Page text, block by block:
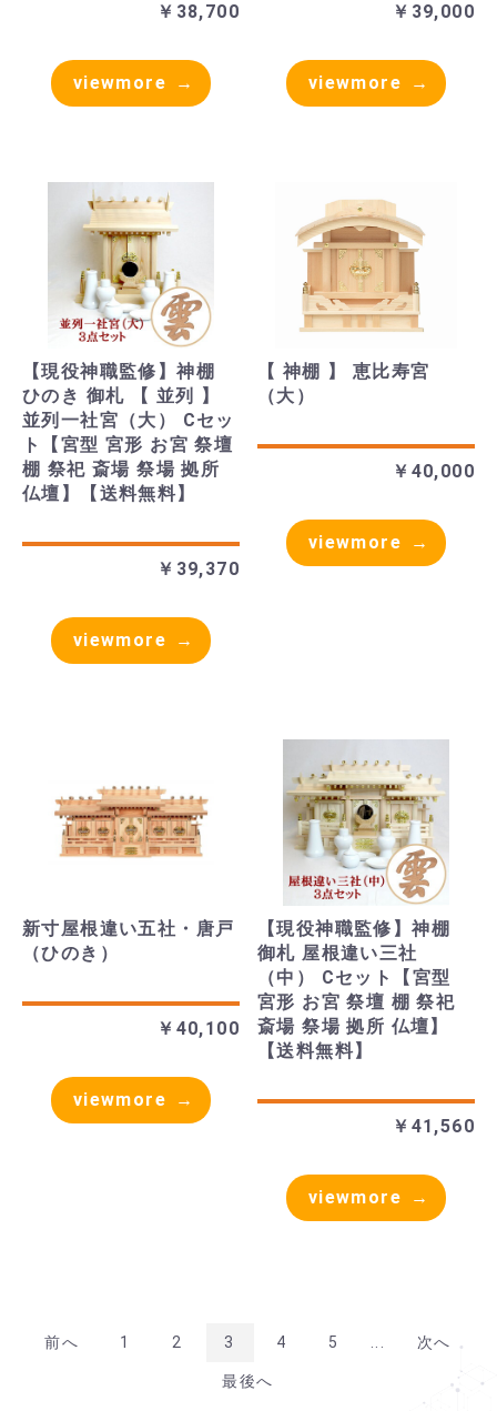
￥38,700
viewmore
￥39,000
viewmore
【現役神職監修】神棚
ひのき 御札 【 並列 】
並列一社宮（大） Cセッ
ト【宮型 宮形 お宮 祭壇
棚 祭祀 斎場 祭場 拠所
仏壇】【送料無料】
￥39,370
viewmore
【 神棚 】 恵比寿宮
（大）
￥40,000
viewmore
新寸屋根違い五社・唐戸
（ひのき）
￥40,100
viewmore
【現役神職監修】神棚
御札 屋根違い三社
（中） Cセット【宮型
宮形 お宮 祭壇 棚 祭祀
斎場 祭場 拠所 仏壇】
【送料無料】
￥41,560
viewmore
前へ 1 2 3 4 5 次へ
最後へ